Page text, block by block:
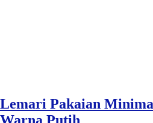
Lemari Pakaian